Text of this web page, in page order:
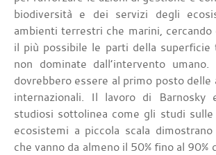
biodiversità e dei servizi degli
ambienti terrestri che marini, cercando
il più possibile le parti della superficie
non dominate dall’intervento
dovrebbero essere al primo posto delle
internazionali. Il lavoro di
studiosi sottolinea come gli studi sulle
ecosistemi a piccola scala
che vanno da almeno il 50% fino al 90%